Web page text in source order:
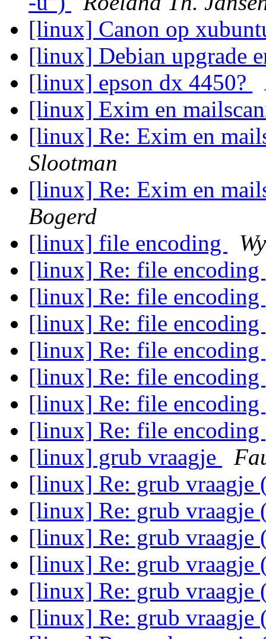
[linux] Canon op
[linux] Debian upgrade
[linux] epson dx 4450?
[linux] Exim en
[linux] Re: Exim en
Slootman
[linux] Re: Exim en
Bogerd
[linux] file encoding
[linux] Re: file encoding
[linux] Re: file encoding
[linux] Re: file encoding
[linux] Re: file encoding
[linux] Re: file encoding
[linux] Re: file encoding
[linux] Re: file encoding
[linux] grub vraagje
[linux] Re: grub
[linux] Re: grub
[linux] Re: grub
[linux] Re: grub
[linux] Re: grub
[linux] Re: grub